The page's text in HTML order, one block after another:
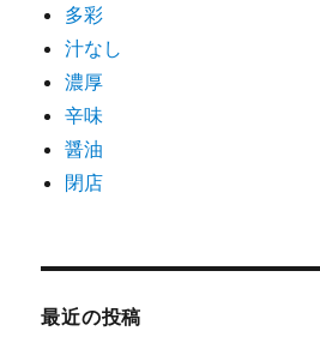
多彩
汁なし
濃厚
辛味
醤油
閉店
最近の投稿